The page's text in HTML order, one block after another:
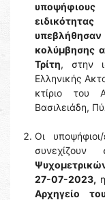
κολύμβησης
Τρίτη, στην
Ελληνικής
κτίριο του
Βασιλειάδη,
Οι
27-07-2023,
Αρχηγείο